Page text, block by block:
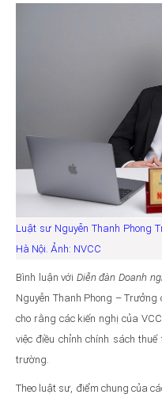
Luật sư Nguyễn Thanh Phong
Hà Nội. Ảnh: NVCC
Bình luận với Diễn đàn Doanh
Nguyễn Thanh Phong –
cho rằng các kiến nghị của
việc điều chỉnh chính sách
trường.
Theo luật sư, điểm chung của